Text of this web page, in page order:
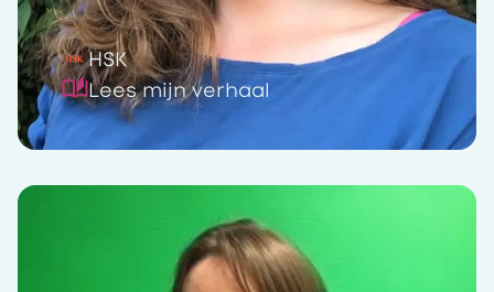
HSK
Lees mijn verhaal